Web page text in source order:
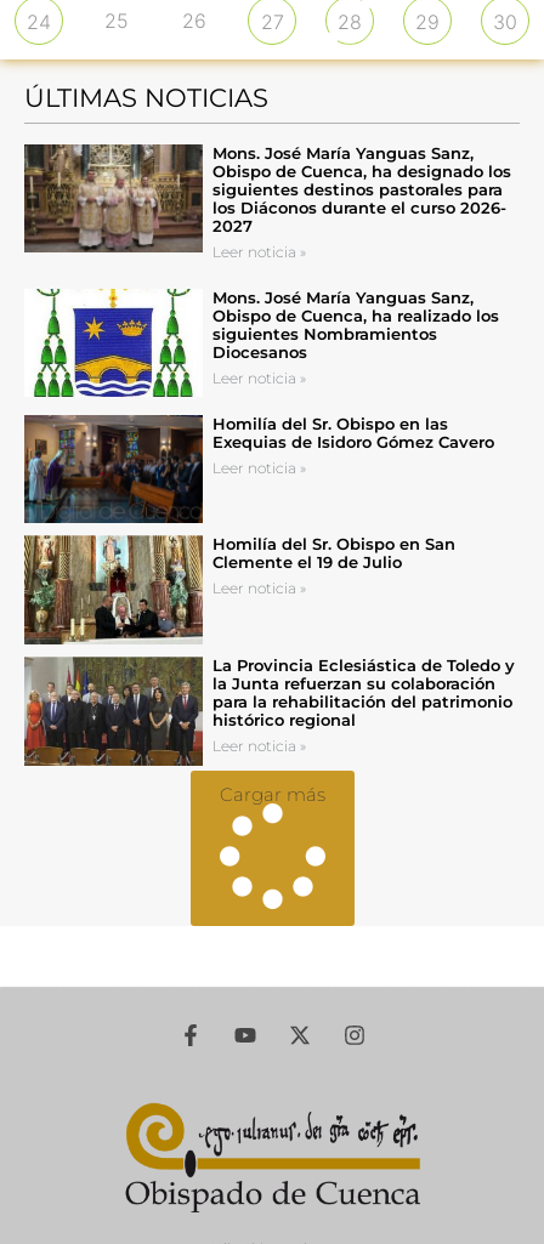
24 25 26 27 28 29 30
ÚLTIMAS NOTICIAS
Mons. José María Yanguas Sanz,
Obispo de Cuenca, ha designado los
siguientes destinos pastorales para
los Diáconos durante el curso 2026-
2027
Leer noticia »
Mons. José María Yanguas Sanz,
Obispo de Cuenca, ha realizado los
siguientes Nombramientos
Diocesanos
Leer noticia »
Homilía del Sr. Obispo en las
Exequias de Isidoro Gómez Cavero
Leer noticia »
Homilía del Sr. Obispo en San
Clemente el 19 de Julio
Leer noticia »
La Provincia Eclesiástica de Toledo y
la Junta refuerzan su colaboración
para la rehabilitación del patrimonio
histórico regional
Leer noticia »
Cargar más